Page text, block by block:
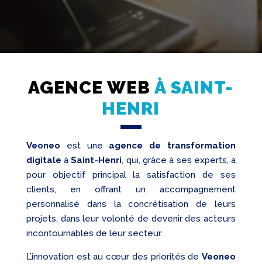
Referencement
Réseaux
sociaux
Audit
AGENCE WEBÀ SAINT-
HENRI
Veoneo est une agence de transformation
digitale àSaint-Henri, qui, grâce à ses experts, a
pour objectif principal la satisfaction de ses
clients, en offrant un accompagnement
personnalisé dans la concrétisation de leurs
projets, dans leur volonté de devenir des acteurs
incontournables de leur secteur.
L’innovation est au cœur des priorités deVeoneo